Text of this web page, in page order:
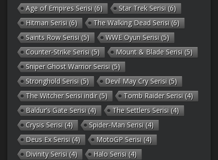
Age of Empires Serisi (6) Star Trek Serisi (6)
Hitman Serisi (6) The Walking Dead Serisi (6)
Saints Row Serisi (5) WWE Oyun Serisi (5)
Counter-Strike Serisi (5) Mount & Blade Serisi (5)
Sniper Ghost Warrior Serisi (5)
Stronghold Serisi (5) Devil May Cry Serisi (5)
The Witcher Serisi indir(5) Tomb Raider Serisi (4)
Baldur’s Gate Serisi (4) The Settlers Serisi (4)
Crysis Serisi (4) Spider-Man Serisi (4)
Deus Ex Serisi (4) MotoGP Serisi (4)
Divinity Serisi (4) Halo Serisi (4)